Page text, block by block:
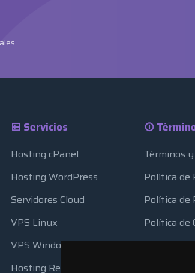
Servicios
Hosting cPanel
Hosting WordPress
Servidores Cloud
VPS Linux
VPS Windows
Hosting Reseller
Términos
Política de
Política de
Política de
Uso de